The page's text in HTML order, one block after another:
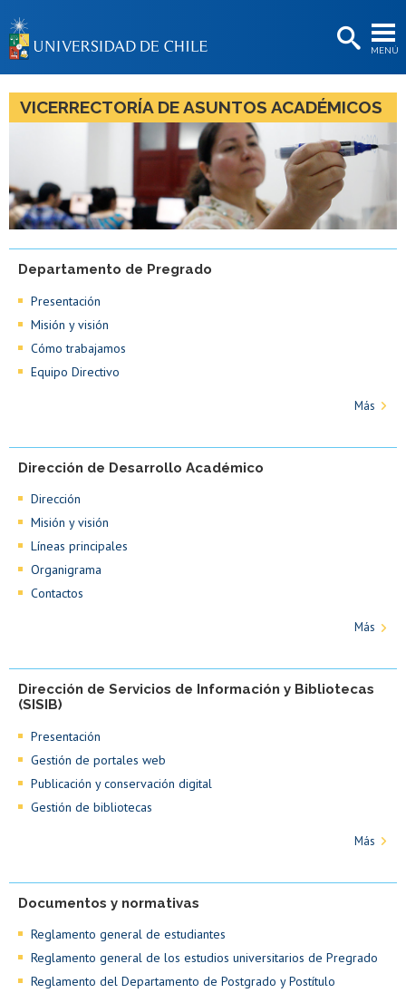
MENÚ
BIBLIOTECAS
LA UNIVERSIDAD
Postulantes
Estudiantes
Académicas/os
Egresadas/os
VICERRECTORÍA DE ASUNTOS ACADÉMICOS
Departamento de Pregrado
Presentación
Misión y visión
Cómo trabajamos
Equipo Directivo
Más
Dirección de Desarrollo Académico
Dirección
Misión y visión
Líneas principales
Organigrama
Contactos
Más
Dirección de Servicios de Información y Bibliotecas
(SISIB)
Presentación
Gestión de portales web
Publicación y conservación digital
Gestión de bibliotecas
Más
Documentos y normativas
Reglamento general de estudiantes
Reglamento general de los estudios universitarios de Pregrado
Reglamento del Departamento de Postgrado y Postítulo